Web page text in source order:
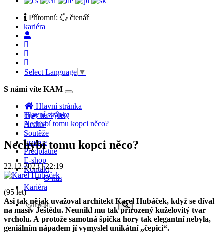
Přítomní:
čtenář
kariéra
Select Language ▼
S námi víte KAM
Toggle
navigation
Hlavní stránka
Tipy na výlety
Archiv
Soutěže
Inzerce
Předplatné
E-shop
Kontakt
O nás
Kariéra
Hlavní stránka
Nechybí tomu kopci něco?
Nechybí tomu kopci něco?
22.12.2023 | 22:19
(95 let)
Asi tak nějak uvažoval architekt Karel Hubáček, když se díval
na masiv Ještědu. Neunikl mu tak přirozený kuželovitý tvar
vrcholu. A protože samotná špička hory tak elegantní nebyla,
geniálním nápadem jí vymyslel unikátní „čepici“.